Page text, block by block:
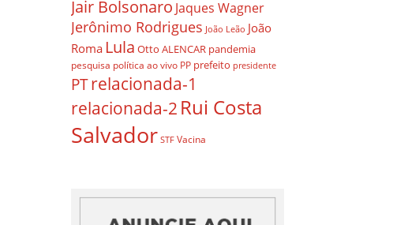
Jair Bolsonaro Jaques Wagner
Jerônimo Rodrigues João Leão João
Roma Lula Otto ALENCAR pandemia
pesquisa política ao vivo PP prefeito presidente
PTrelacionada-1
relacionada-2 Rui Costa
Salvador STF Vacina